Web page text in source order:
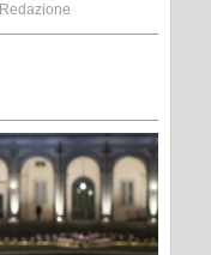
Redazione